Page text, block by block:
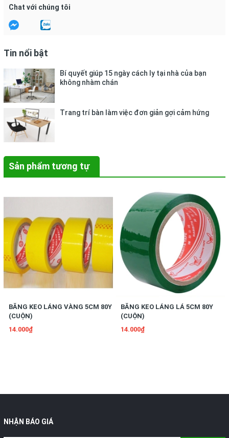
Chat với chúng tôi
Tin nổi bật
Bí quyết giúp 15 ngày cách ly tại nhà của bạn
không nhàm chán
Trang trí bàn làm việc đơn giản gợi cảm hứng
Sản phẩm tương tự
BĂNG KEO LÁNG VÀNG 5CM 80Y
(CUỘN)
14.000₫
BĂNG KEO LÁNG LÁ 5CM 80Y
(CUỘN)
14.000₫
NHẬN BÁO GIÁ